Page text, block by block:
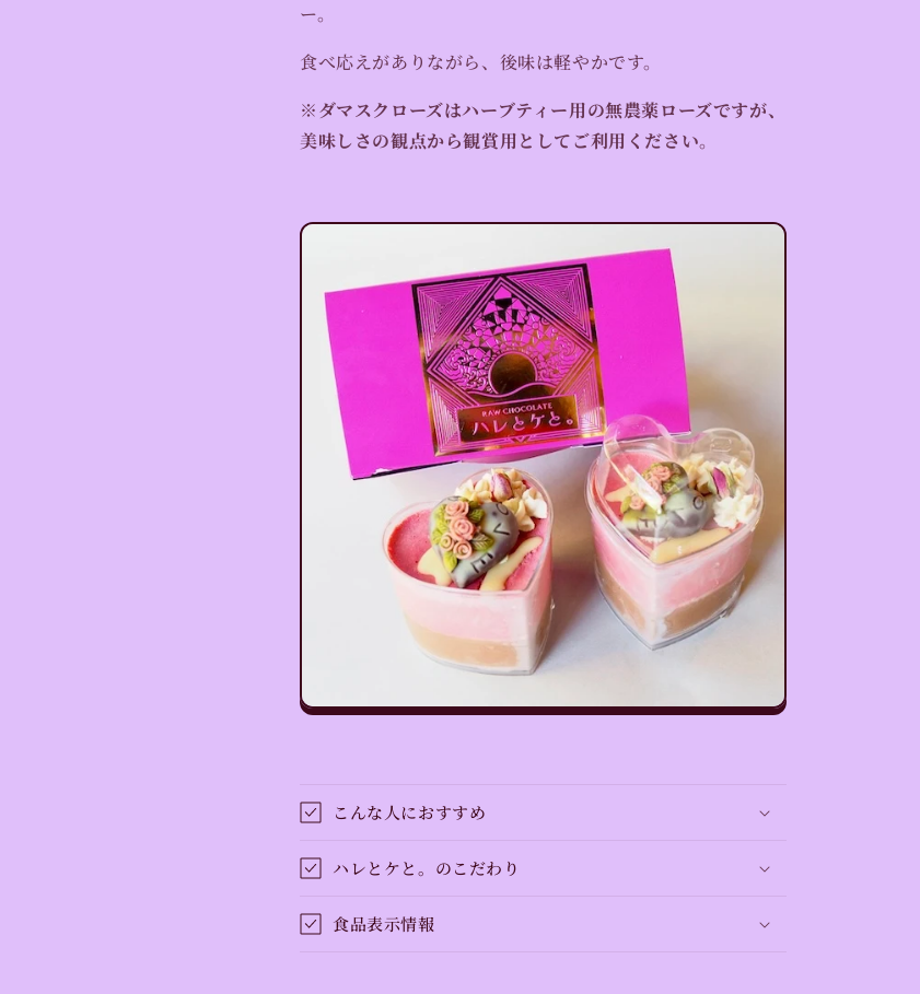
ー。
食べ応えがありながら、後味は軽やかです。
※ダマスクローズはハーブティー用の無農薬ローズですが、
美味しさの観点から観賞用としてご利用ください。
こんな人におすすめ
ハレとケと。のこだわり
食品表示情報